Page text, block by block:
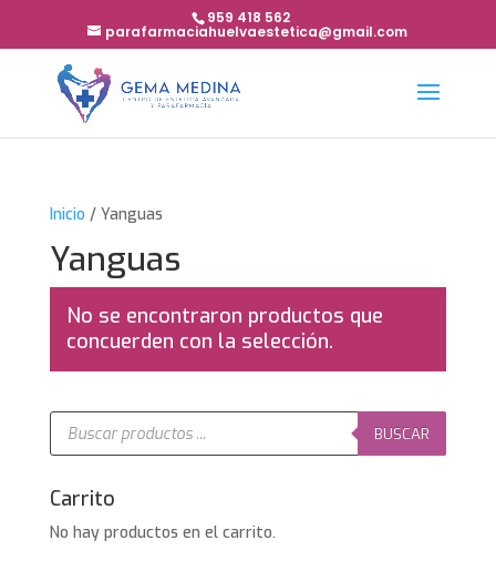
959 418 562
parafarmaciahuelvaestetica@gmail.com
Inicio / Yanguas
Yanguas
No se encontraron productos que
concuerden con la selección.
Búsqueda
productos
BUSCAR
Carrito
No hay productos en el carrito.